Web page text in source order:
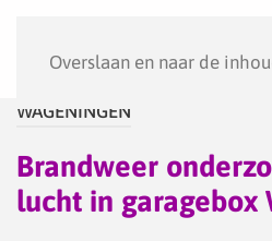
Overslaan en naar de
WAGENINGEN
Brandweer
lucht in garagebox